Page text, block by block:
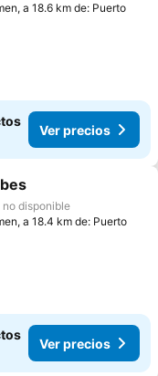
a 18.6 km de: Puerto
Ver precios
favoritos
disponible
a 18.4 km de: Puerto
Ver precios